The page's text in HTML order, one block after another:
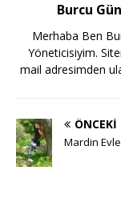
Burcu
Merhaba Ben
Yöneticisiyim.
mail adresimden
ÖNCEKI
Mardin